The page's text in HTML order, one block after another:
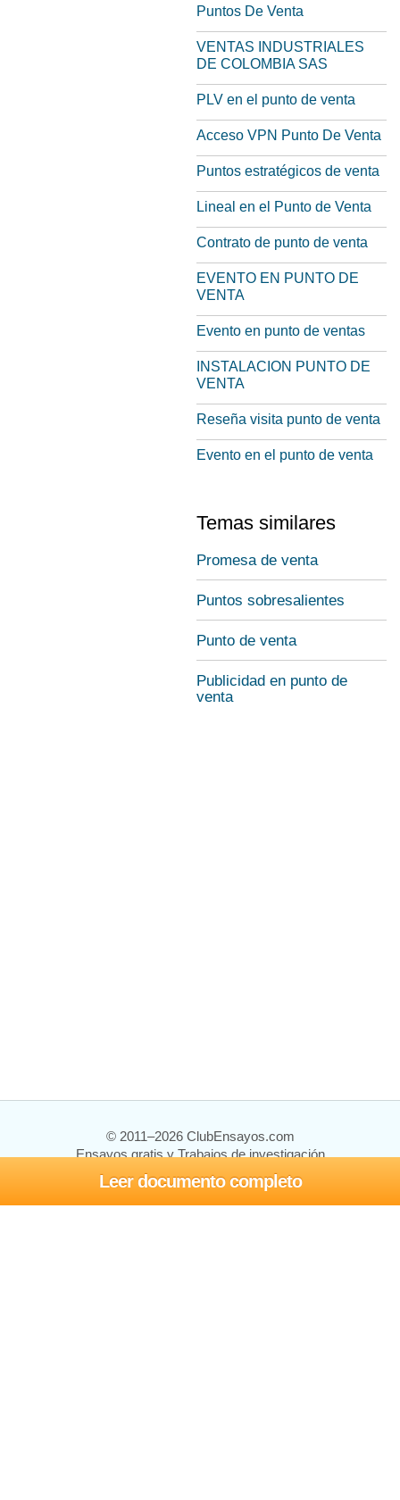
Leer documento completo
Puntos De Venta
VENTAS INDUSTRIALES
DE COLOMBIA SAS
PLV en el punto de venta
Acceso VPN Punto De Venta
Puntos estratégicos de venta
Lineal en el Punto de Venta
Contrato de punto de venta
EVENTO EN PUNTO DE
VENTA
Evento en punto de ventas
INSTALACION PUNTO DE
VENTA
Reseña visita punto de venta
Evento en el punto de venta
Temas similares
Promesa de venta
Puntos sobresalientes
Punto de venta
Publicidad en punto de
venta
© 2011–2026 ClubEnsayos.com
Ensayos gratis y Trabajos de investigación